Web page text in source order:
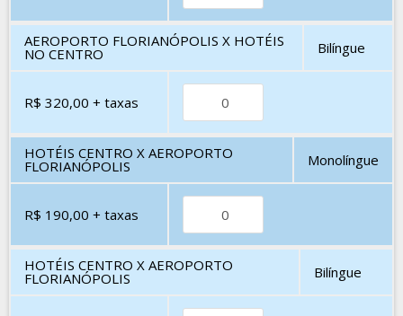
AEROPORTO FLORIANÓPOLIS X HOTÉIS
NO CENTRO Bilíngue
R$ 320,00 + taxas
HOTÉIS CENTRO X AEROPORTO
FLORIANÓPOLIS Monolíngue
R$ 190,00 + taxas
HOTÉIS CENTRO X AEROPORTO
FLORIANÓPOLIS Bilíngue